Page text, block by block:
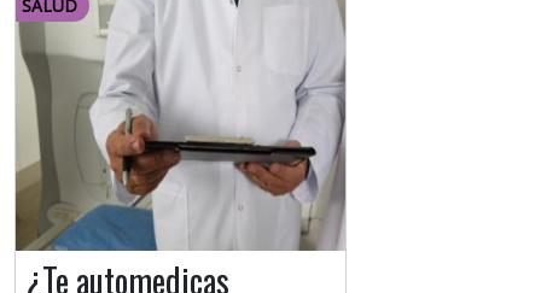
SALUD
¿Te automedicas